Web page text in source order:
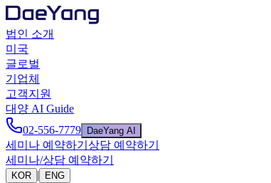
법인 소개
미국
글로벌
기업체
고객지원
대양 AI Guide
02-556-7779
DaeYang AI
세미나 예약하기 상담 예약하기
세미나/상담 예약하기
KOR |
ENG